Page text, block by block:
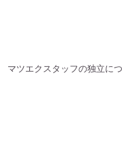
マツエクスタッフの独立に